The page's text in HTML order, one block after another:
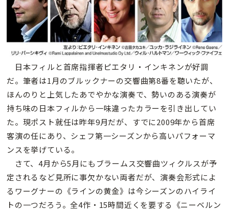
日本フィルと首席指揮者ピエタリ・インキネンが好調
だ。筆者は1月のブルックナーの交響曲第8番を聴いたが、
ほんのりと上気したあでやかな演奏で、勢いのある演奏が
持ち味の日本フィルから一味違ったカラーを引き出してい
た。現ポスト就任は昨年9月だが、すでに2009年から首席
客演の任にあり、シェフ第一シーズンから高いパフォーマ
ンスを挙げている。
さて、4月から5月にもブラームス交響曲ツィクルスが予
定されるなど見所に事欠かない両者だが、演奏会形式によ
るワーグナーの《ラインの黄金》は今シーズンのハイライ
トの一つだろう。全4作・15時間近くを要する《ニーベルン